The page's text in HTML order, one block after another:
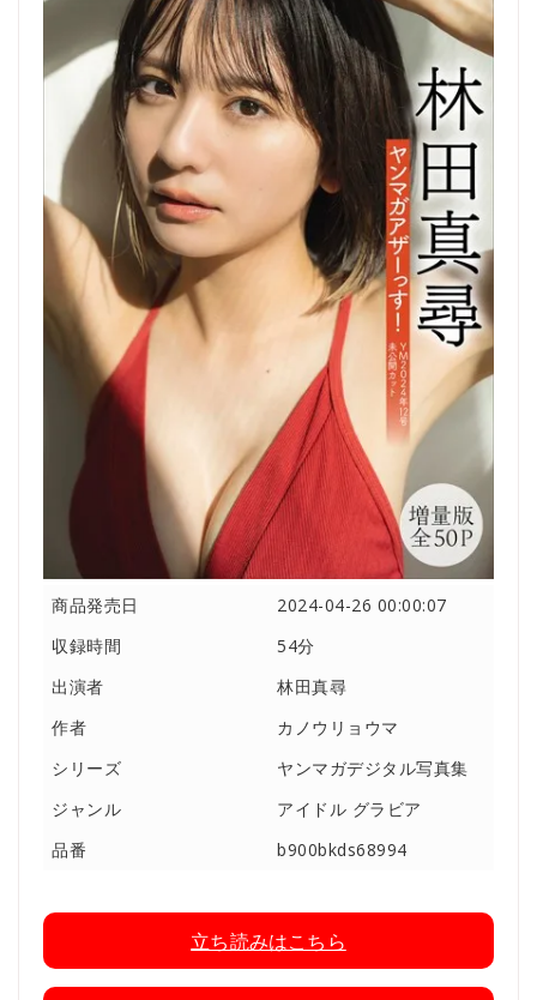
商品発売日
2024-04-26 00:00:07
収録時間
54分
出演者
林田真尋
作者
カノウリョウマ
シリーズ
ヤンマガデジタル写真集
ジャンル
アイドル グラビア
品番
b900bkds68994
立ち読みはこちら